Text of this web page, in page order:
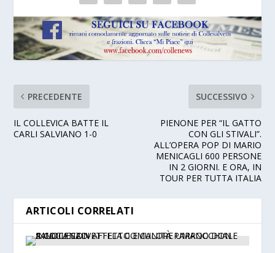
PRECEDENTE
IL COLLEVICA BATTE IL
CARLI SALVIANO 1-0
SUCCESSIVO
PIENONE PER “IL GATTO
CON GLI STIVALI”.
ALL’OPERA POP DI MARIO
MENICAGLI 600 PERSONE
IN 2 GIORNI. E ORA, IN
TOUR PER TUTTA ITALIA
ARTICOLI CORRELATI